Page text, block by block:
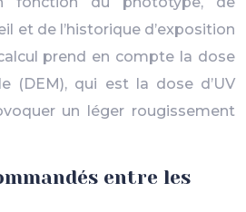
et de l’historique d’exposition
prend en compte la dose
(DEM), qui est la dose d’UV
un léger rougissement
entre les